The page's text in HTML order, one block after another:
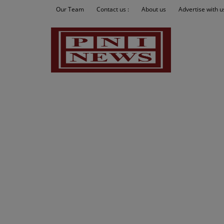
Our Team Contact us : About us Advertise with